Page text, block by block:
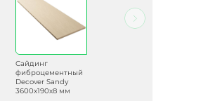
Сайдинг
фиброцементный
Decover Sandy
3600х190х8 мм